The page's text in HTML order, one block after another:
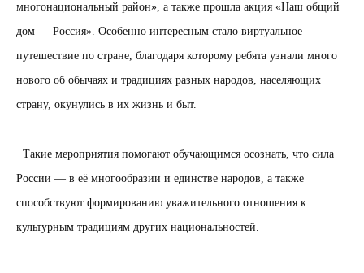
многонациональный район», а также прошла акция «Наш общий
дом — Россия». Особенно интересным стало виртуальное
путешествие по стране, благодаря которому ребята узнали много
нового об обычаях и традициях разных народов, населяющих
страну, окунулись в их жизнь и быт.
Такие мероприятия помогают обучающимся осознать, что сила
России — в её многообразии и единстве народов, а также
способствуют формированию уважительного отношения к
культурным традициям других национальностей.